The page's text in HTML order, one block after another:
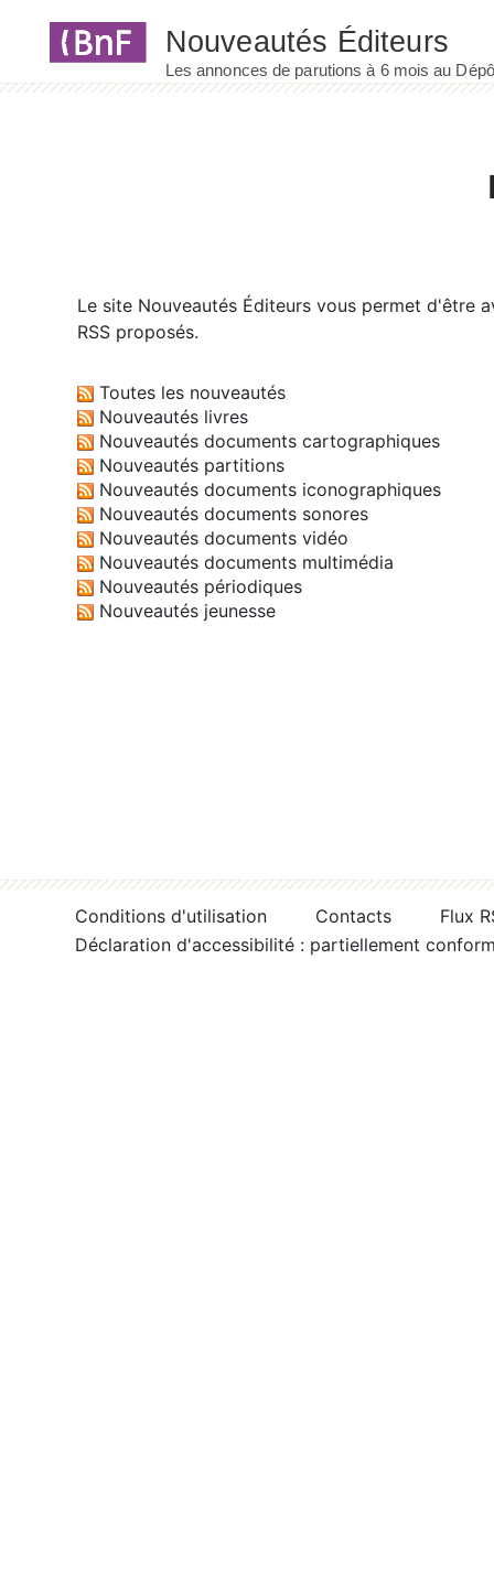
Le site Nouveautés Éditeurs vous permet d'être
RSS proposés.
Toutes les nouveautés
Nouveautés livres
Nouveautés documents cartographiques
Nouveautés partitions
Nouveautés documents iconographiques
Nouveautés documents sonores
Nouveautés documents vidéo
Nouveautés documents multimédia
Nouveautés périodiques
Nouveautés jeunesse
Conditions d'utilisation Contacts
Flux
Déclaration d'accessibilité : partiellement